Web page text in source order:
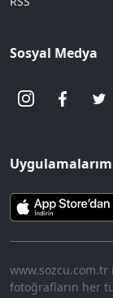
Sosyal Medya
www.sozcu.com.tr
fotoğrafların her